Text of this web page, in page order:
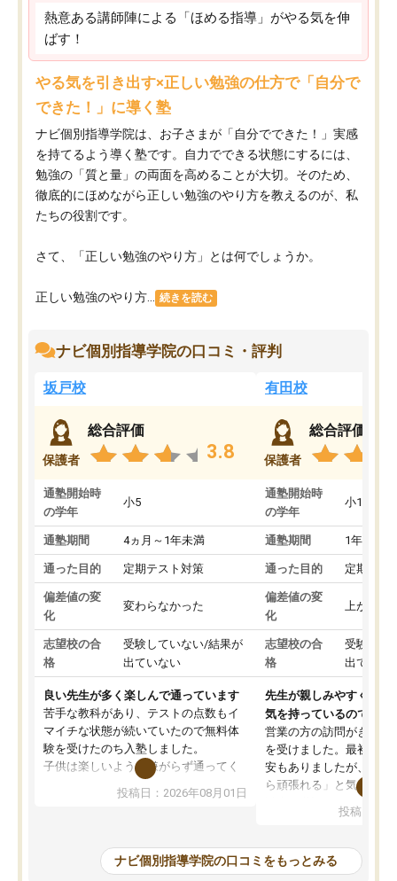
熱意ある講師陣による「ほめる指導」がやる気を伸
ばす！
やる気を引き出す×正しい勉強の仕方で「自分で
できた！」に導く塾
ナビ個別指導学院は、お子さまが「自分でできた！」実感
を持てるよう導く塾です。自力でできる状態にするには、
勉強の「質と量」の両面を高めることが大切。そのため、
徹底的にほめながら正しい勉強のやり方を教えるのが、私
たちの役割です。
さて、「正しい勉強のやり方」とは何でしょうか。
正しい勉強のやり方... 続きを読む
ナビ個別指導学院の口コミ・評判
坂戸校
保護者
総合評価
3.8
通塾開始時
の学年
小5
通塾期間 4ヵ月～1年未満
通った目的 定期テスト対策
偏差値の変
化
変わらなかった
志望校の合
格
受験していない/結果が
出ていない
良い先生が多く楽しんで通っています
苦手な教科があり、テストの点数もイ
マイチな状態が続いていたので無料体
験を受けたのち入塾しました。
子供は楽しいようで嫌がらず通ってく
先生は良い方が多く、いつも笑顔で対
教室は少し狭い印象なので夜の時間帯
など生徒さんが多い時間帯は手狭では
投稿日：2026年08月01日
有田校
保護者
総合評価
通塾開始時
の学年
小1
通塾期間 1年以上
通った目的 定期テス
偏差値の変
化
上がった
志望校の合
格
受験して
出ていな
先生が親しみやすく勉強
気を持っているので安心
営業の方の訪問がきっか
を受けました。最初は続
安もありましたが、子ど
ら頑張れる」と気に入り
ても分かりやすく、学
方を丁寧に教えてくださ
が深まっていると感じま
投稿日：
ナビ個別指導学院の口コミをもっとみる